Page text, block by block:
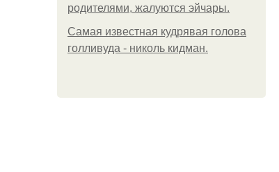
родителями, жалуются эйчары.
Самая известная кудрявая голова
голливуда - николь кидман.